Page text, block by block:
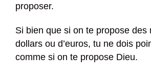
proposer.
Si bien que si on te propose des
dollars ou d’euros, tu ne dois
comme si on te propose Dieu.